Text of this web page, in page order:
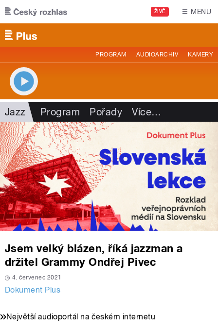
Přejít k hlavnímu obsahu
ŽIVĚ MENU
PROGRAM AUDIOARCHIV KAMERY
Jazz Program Pořady Více…
Jsem velký blázen, říká jazzman a
držitel Grammy Ondřej Pivec
4. červenec 2021
Dokument Plus
Největší audioportál na českém internetu